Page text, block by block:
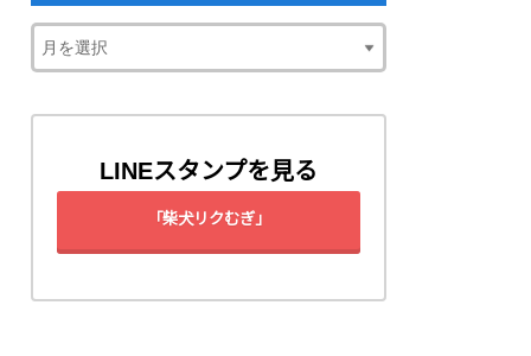
LINEスタンプを見る
「柴犬リクむぎ」